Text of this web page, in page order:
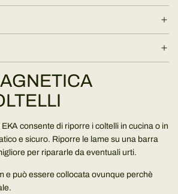
a
e
o
.
.
consente di riporre i coltelli in cucina o in
e sicuro. Riporre le lame su una barra
per ripararle da eventuali urti.
e può essere collocata ovunque perchè